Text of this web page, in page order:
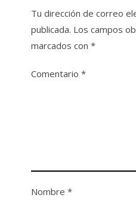
Tu dirección de correo
publicada. Los campos
marcados con*
Comentario*
Nombre*